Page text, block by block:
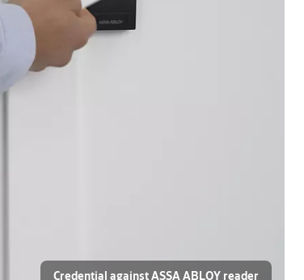
Credential against ASSA ABLOY reader